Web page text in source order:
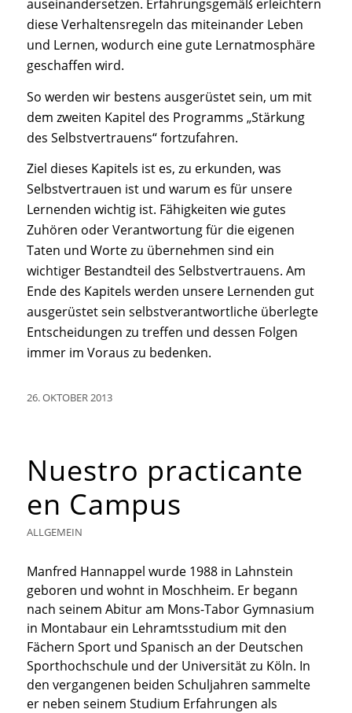
auseinandersetzen. Erfahrungsgemäß erleichtern
diese Verhaltensregeln das miteinander Leben
und Lernen, wodurch eine gute Lernatmosphäre
geschaffen wird.
So werden wir bestens ausgerüstet sein, um mit
dem zweiten Kapitel des Programms „Stärkung
des Selbstvertrauens“ fortzufahren.
Ziel dieses Kapitels ist es, zu erkunden, was
Selbstvertrauen ist und warum es für unsere
Lernenden wichtig ist. Fähigkeiten wie gutes
Zuhören oder Verantwortung für die eigenen
Taten und Worte zu übernehmen sind ein
wichtiger Bestandteil des Selbstvertrauens. Am
Ende des Kapitels werden unsere Lernenden gut
ausgerüstet sein selbstverantwortliche überlegte
Entscheidungen zu treffen und dessen Folgen
immer im Voraus zu bedenken.
26. OKTOBER 2013
Nuestro practicante
en Campus
ALLGEMEIN
Manfred Hannappel wurde 1988 in Lahnstein
geboren und wohnt in Moschheim. Er begann
nach seinem Abitur am Mons-Tabor Gymnasium
in Montabaur ein Lehramtsstudium mit den
Fächern Sport und Spanisch an der Deutschen
Sporthochschule und der Universität zu Köln. In
den vergangenen beiden Schuljahren sammelte
er neben seinem Studium Erfahrungen als